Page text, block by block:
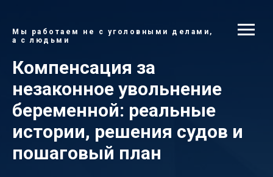
Мы работаем не с уголовными делами,
а с людьми
Компенсация за
незаконное увольнение
беременной: реальные
истории, решения судов и
пошаговый план